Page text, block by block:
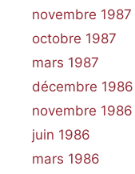
novembre 1987
octobre 1987
mars 1987
décembre 1986
novembre 1986
juin 1986
mars 1986